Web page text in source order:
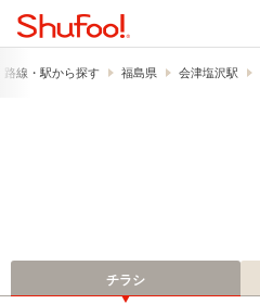
路線・駅から探す 福島県 会津塩沢駅
チラシ